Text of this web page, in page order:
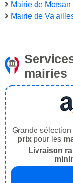
Mairie de Morsan
Mairie de
mairies
Grande sélection
prix pour les
Livraison